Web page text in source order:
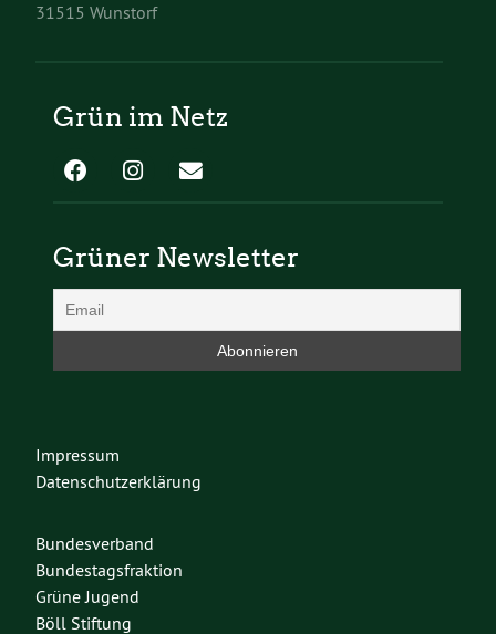
31515 Wunstorf
Grün im Netz
Grüner Newsletter
Impressum
Datenschutzerklärung
Bundesverband
Bundestagsfraktion
Grüne Jugend
Böll Stiftung